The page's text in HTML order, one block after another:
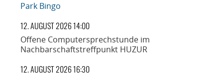
Park Bingo
12. AUGUST 2026 14:00
Offene Computersprechstunde im
Nachbarschaftstreffpunkt HUZUR
12. AUGUST 2026 16:30